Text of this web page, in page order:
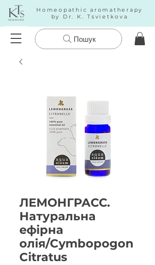
Homeopathic aromatherapy
by Dr. K. Tsvietkova
Пошук
ЛЕМОНГРАСС.
Натуральна
ефірна
олія/Cymbopogon
Citratus